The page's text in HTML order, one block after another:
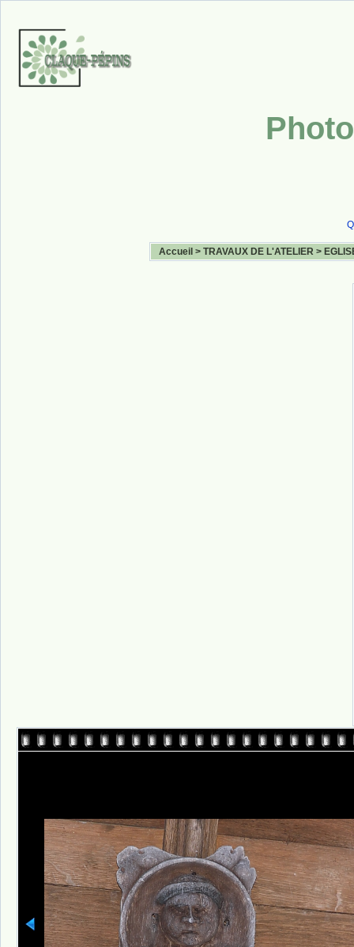
Accueil > TRAVAUX DE L'ATELIER >